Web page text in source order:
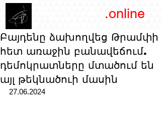
.online
Բայդենը ձախողվեց Թրամփի
հետ առաջին բանավեճում.
դեմոկրատները մտածում են
այլ թեկնածուի մասին
27.06.2024